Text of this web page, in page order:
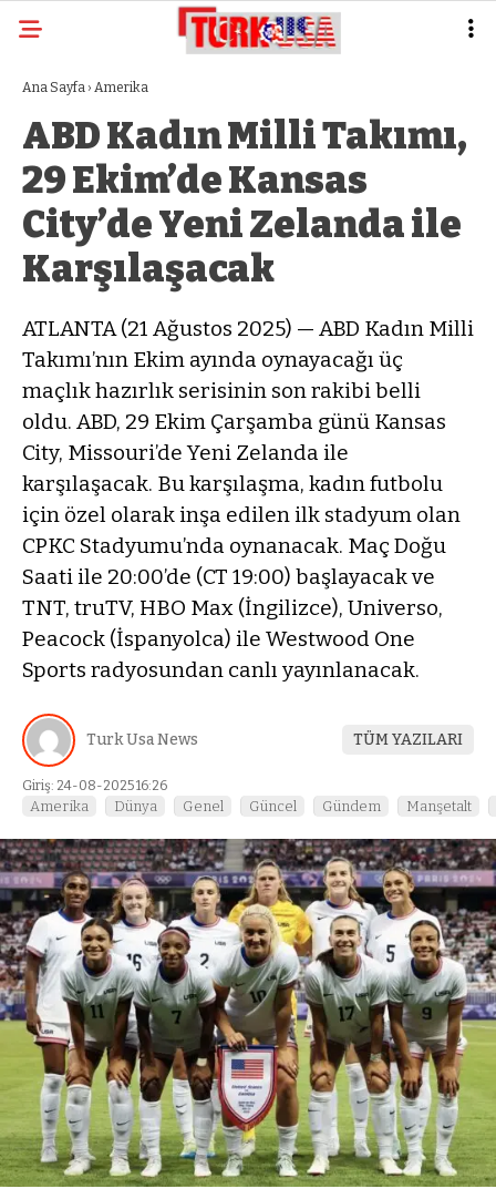
Ana Sayfa › Amerika
ABD Kadın Milli Takımı,
29 Ekim’de Kansas
City’de Yeni Zelanda ile
Karşılaşacak
ATLANTA (21 Ağustos 2025) — ABD Kadın Milli
Takımı’nın Ekim ayında oynayacağı üç
maçlık hazırlık serisinin son rakibi belli
oldu. ABD, 29 Ekim Çarşamba günü Kansas
City, Missouri’de Yeni Zelanda ile
karşılaşacak. Bu karşılaşma, kadın futbolu
için özel olarak inşa edilen ilk stadyum olan
CPKC Stadyumu’nda oynanacak. Maç Doğu
Saati ile 20:00’de (CT 19:00) başlayacak ve
TNT, truTV, HBO Max (İngilizce), Universo,
Peacock (İspanyolca) ile Westwood One
Sports radyosundan canlı yayınlanacak.
Turk Usa News TÜM YAZILARI
Giriş: 24-08-2025 16:26
Amerika Dünya Genel Güncel Gündem Manşetalt